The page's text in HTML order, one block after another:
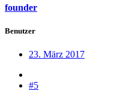
founder
Benutzer
23. März 2017
#5